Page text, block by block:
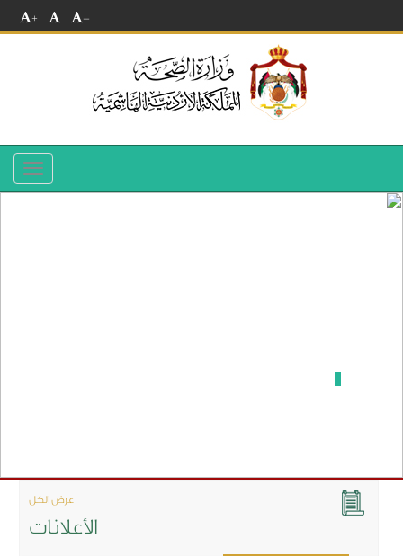
+
Toggle
navigation
الأعلانات
عرض الكل